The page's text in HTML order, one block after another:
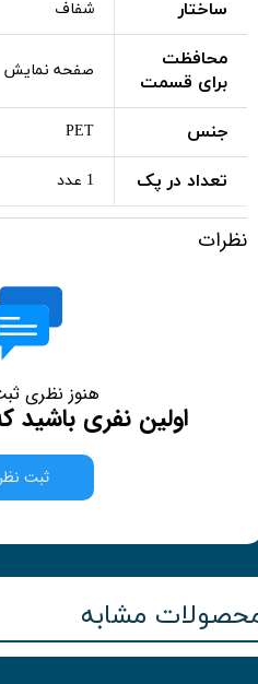
ساختار شفاف
محافظت
برای قسمت
صفحه نمایش
جنس PET
تعداد در پک 1 عدد
نظرات
هنوز نظری
اولین نفری
ثبت نظر
مشابه